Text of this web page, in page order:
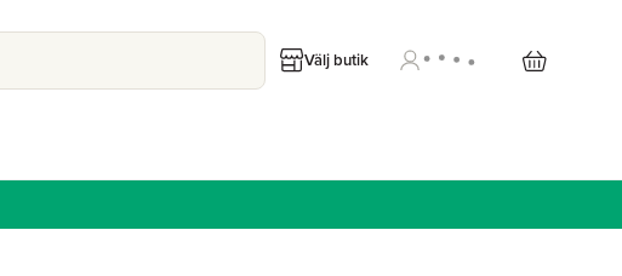
Välj butik